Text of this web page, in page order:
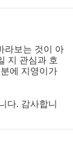
라보는 것이 아
지 관심과 호
에 지영이가
다. 감사합니